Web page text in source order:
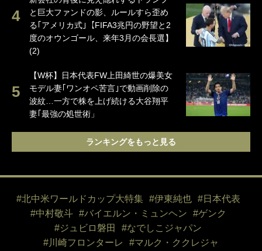
と巨大ファンドの影、ルールすら歪め
る｢アメリカ式｣【FIFA3兆円の野望と2
度のオウンゴール、来年3月の会長選】
(2)
【W杯】日本代表FW上田綺世の爆美女
モデル妻｢ワンオペ苦言｣で動画削除の
波紋…一方で株を上げ続ける大谷翔平
妻｢最強の処世術」
ランキングをもっと見る
#北中米ワールドカップ大特集 #伊東純也
#日本代表
#中村敬斗
#バイエルン・ミュンヘン
#ゲンク
#ジュビロ磐田
#なでしこジャパン
#川崎フロンターレ
#マルク・ククレジャ